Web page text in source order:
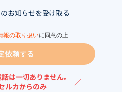
お知らせを受け取る
報の取り扱いに同意の上
依頼する
は一切ありません。
ルカからのみ
／